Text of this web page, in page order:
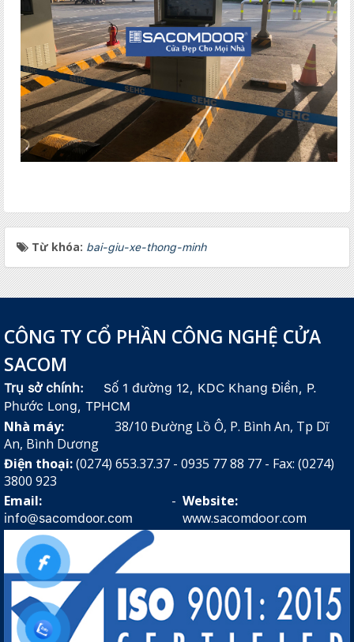
Từ khóa: bai-giu-xe-thong-minh
CÔNG TY CỔ PHẦN CÔNG NGHỆ CỬA
SACOM
Trụ sở chính:
Số 1 đường 12, KDC Khang Điền, P.
Phước Long, TPHCM
Nhà máy: 38/10 Đường Lồ Ô, P. Bình An, Tp Dĩ
An, Bình Dương
Điện thoại:(0274) 653.37.37 - 0935 77 88 77 - Fax: (0274)
3800 923
Email:
info@sacomdoor.com
- Website:
www.sacomdoor.com